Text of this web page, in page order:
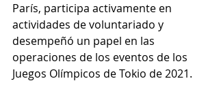
París, participa activamente en
actividades de voluntariado y
desempeñó un papel en las
operaciones de los eventos de los
Juegos Olímpicos de Tokio de 2021.